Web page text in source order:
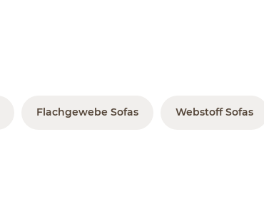
Flachgewebe Sofas Webstoff Sofas